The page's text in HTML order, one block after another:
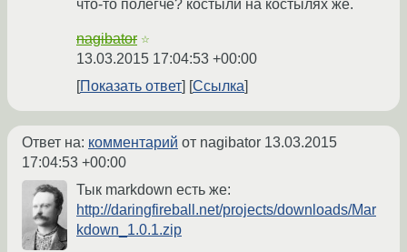
что-то полегче? костыли на костылях же.
nagibator ☆
13.03.2015 17:04:53 +00:00
Показать ответ
Ссылка
Ответ на: комментарий от nagibator 13.03.2015
17:04:53 +00:00
Тык markdown есть же:
http://daringfireball.net/projects/downloads/Mar
kdown_1.0.1.zip